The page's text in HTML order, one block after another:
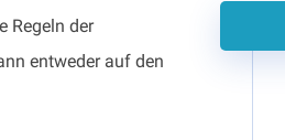
Regeln der
entweder auf den